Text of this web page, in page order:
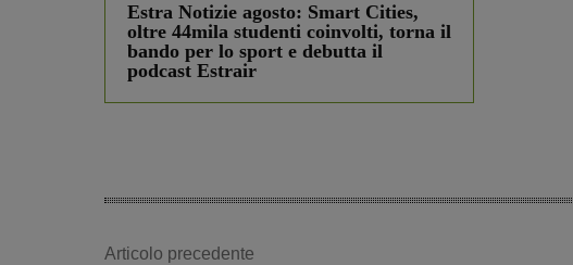
Estra Notizie agosto: Smart Cities,
oltre 44mila studenti coinvolti, torna il
bando per lo sport e debutta il
podcast Estrair
Articolo precedente